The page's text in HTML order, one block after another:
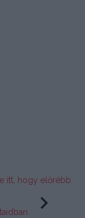
itt, hogy előrébb